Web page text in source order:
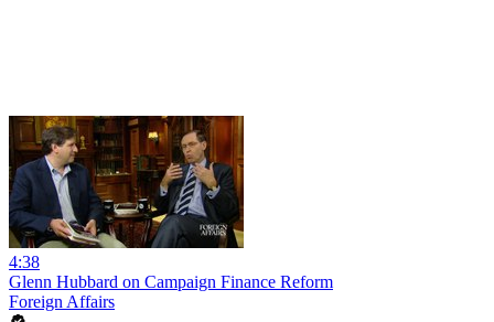
4:38
Glenn Hubbard on Campaign Finance Reform
Foreign Affairs